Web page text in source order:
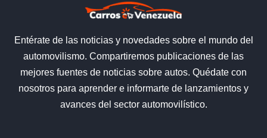
Entérate de las noticias y novedades sobre el mundo del
automovilismo. Compartiremos publicaciones de las
mejores fuentes de noticias sobre autos. Quédate con
nosotros para aprender e informarte de lanzamientos y
avances del sector automovilístico.